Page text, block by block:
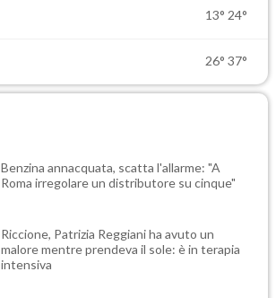
13° 24°
26° 37°
Benzina annacquata, scatta l'allarme: "A
Roma irregolare un distributore su cinque"
Riccione, Patrizia Reggiani ha avuto un
malore mentre prendeva il sole: è in terapia
intensiva